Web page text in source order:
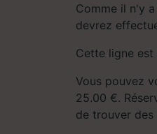
Comme il n'y
devrez
Cette ligne est
Vous pouvez
25.00 €.
de trouver